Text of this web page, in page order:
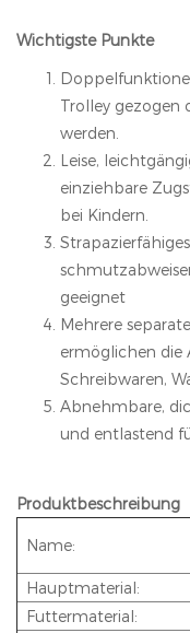
Wichtigste Punkte
Trolley gezogen
werden.
Leise,
einziehbare
bei Kindern.
geeignet
Mehrere
ermöglichen die
Schreibwaren,
Abnehmbare,
und entlastend
Produktbeschreibung
Name:
Hauptmaterial:
Futtermaterial: